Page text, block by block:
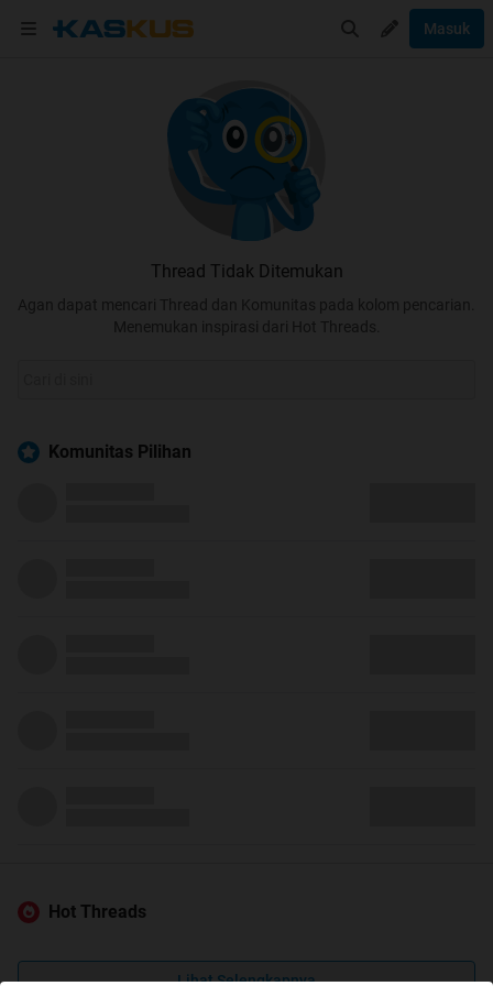
Masuk
Thread Tidak Ditemukan
Agan dapat mencari Thread dan Komunitas pada kolom pencarian.
Menemukan inspirasi dari Hot Threads.
Komunitas Pilihan
Hot Threads
Lihat Selengkapnya